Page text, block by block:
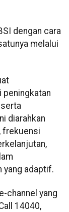
dengan cara
melalui
diarahkan
frekuensi
yang adaptif.
channel yang
14040,